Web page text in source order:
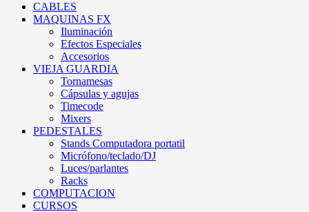
CABLES
MAQUINAS FX
Iluminación
Efectos Especiales
Accesorios
VIEJA GUARDIA
Tornamesas
Cápsulas y agujas
Timecode
Mixers
PEDESTALES
Stands Computadora portatil
Micrófono/teclado/DJ
Luces/parlantes
Racks
COMPUTACION
CURSOS